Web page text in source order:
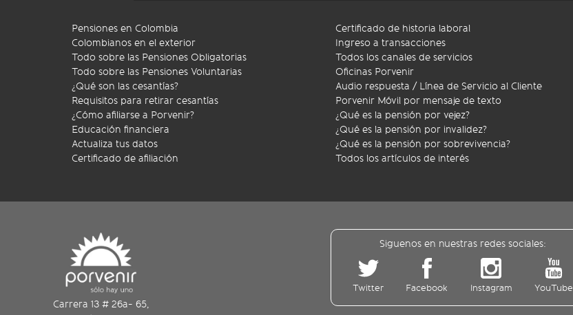
Pensiones en Colombia
Colombianos en el exterior
Todo sobre las Pensiones Obligatorias
Todo sobre las Pensiones Voluntarias
¿Qué son las cesantías?
Requisitos para retirar cesantías
¿Cómo afiliarse a Porvenir?
Educación financiera
Actualiza tus datos
Certificado de afiliación
Certificado de historia laboral
Ingreso a transacciones
Todos los canales de servicios
Oficinas Porvenir
Audio respuesta / Línea de Servicio al Cliente
Porvenir Móvil por mensaje de texto
¿Qué es la pensión por vejez?
¿Qué es la pensión por invalidez?
¿Qué es la pensión por sobrevivencia?
Todos los artículos de interés
Carrera 13 # 26a- 65,
Siguenos en nuestras redes sociales:
Twitter Facebook Instagram YouTube